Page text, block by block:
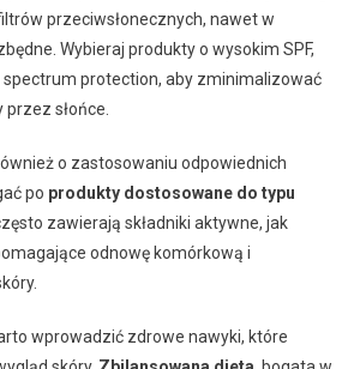
przeciwsłonecznych, nawet w
Wybieraj produkty o wysokim SPF,
protection, aby zminimalizować
słońce.
o zastosowaniu odpowiednich
po produkty dostosowane do typu
zawierają składniki aktywne, jak
odnowę komórkową i
wprowadzić zdrowe nawyki, które